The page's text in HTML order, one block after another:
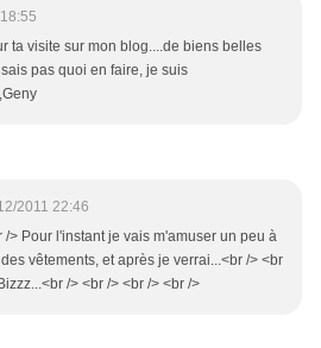
ta visite sur mon blog....de biens belles
pas quoi en faire, je suis
2011 22:46
/> Pour l'instant je vais m'amuser un peu à
vêtements, et après je verrai...<br /> <br
/> <br /> <br /> <br />